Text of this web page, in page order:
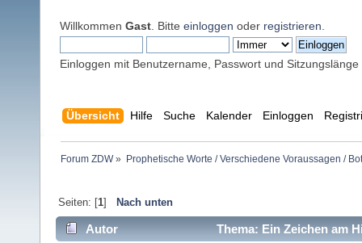
Willkommen Gast . Bitte einloggen oder registrieren
Einloggen mit Benutzername, Passwort und Sitzungslänge
Übersicht Hilfe Suche Kalender Einloggen
Forum ZDW» Prophetische Worte / Verschiedene Voraussagen /
Seiten: [1] Nach unten
Autor Thema: Ein Zeichen am